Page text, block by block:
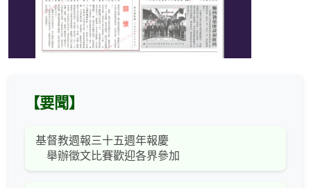
【要聞】
基督教週報三十五週年報慶
舉辦徵文比賽歡迎各界參加